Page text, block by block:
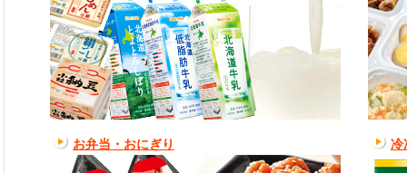
お弁当・おにぎり 冷